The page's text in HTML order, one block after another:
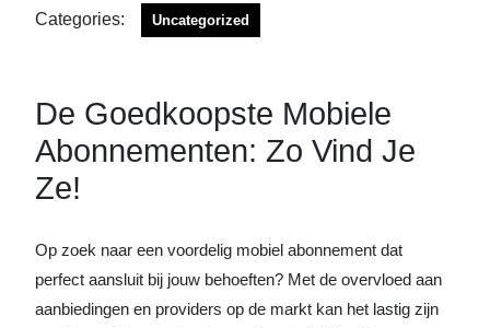
Categories: Uncategorized
De Goedkoopste Mobiele
Abonnementen: Zo Vind Je
Ze!
Op zoek naar een voordelig mobiel abonnement dat
perfect aansluit bij jouw behoeften? Met de overvloed aan
aanbiedingen en providers op de markt kan het lastig zijn